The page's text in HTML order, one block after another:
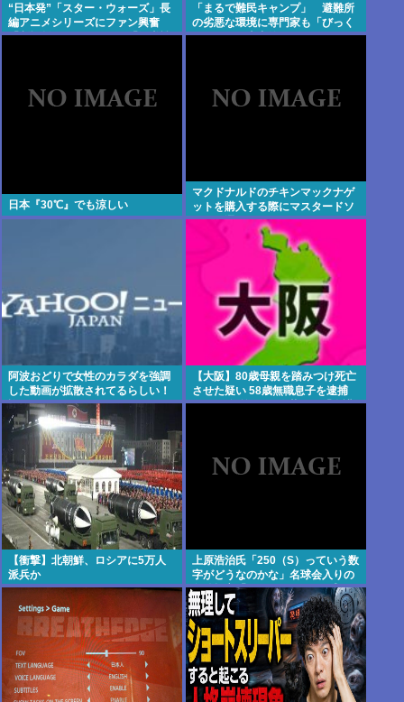
“日本発”「スター・ウォーズ」長
編アニメシリーズにファン興奮
「劇場版にして欲しい」「艦隊戦
「まるで難民キャンプ」 避難所
の劣悪な環境に専門家も「びっく
りした」 車中泊にもリスクが
日本『30℃』でも涼しい
マクドナルドのチキンマックナゲ
ットを購入する際にマスタードソ
ースを選ぶやつ、ゲェジだった
阿波おどりで女性のカラダを強調
した動画が拡散されてるらしい！
許せないなこれ
【大阪】80歳母親を踏みつけ死亡
させた疑い 58歳無職息子を逮捕
13～14年前から2人暮らし「介護
【衝撃】北朝鮮、ロシアに5万人
派兵か
上原浩治氏「250（S）っていう数
字がどうなのかな」名球会入りの
条件提言「300とか…」 #野球 |
2000安打のハードルが低い